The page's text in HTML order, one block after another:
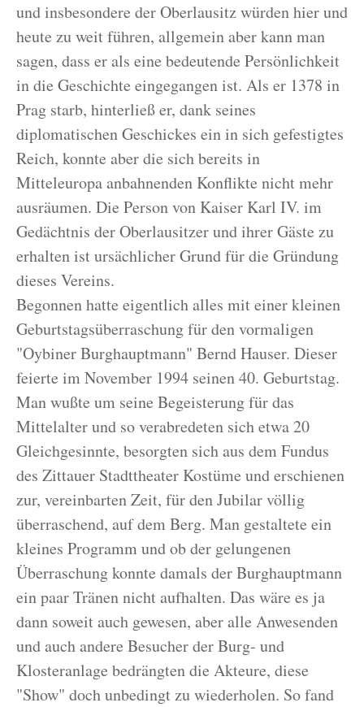
und insbesondere der Oberlausitz würden hier und
heute zu weit führen, allgemein aber kann man
sagen, dass er als eine bedeutende Persönlichkeit
in die Geschichte eingegangen ist. Als er 1378 in
Prag starb, hinterließ er, dank seines
diplomatischen Geschickes ein in sich gefestigtes
Reich, konnte aber die sich bereits in
Mitteleuropa anbahnenden Konflikte nicht mehr
ausräumen. Die Person von Kaiser Karl IV. im
Gedächtnis der Oberlausitzer und ihrer Gäste zu
erhalten ist ursächlicher Grund für die Gründung
dieses Vereins.
Begonnen hatte eigentlich alles mit einer kleinen
Geburtstagsüberraschung für den vormaligen
"Oybiner Burghauptmann" Bernd Hauser. Dieser
feierte im November 1994 seinen 40. Geburtstag.
Man wußte um seine Begeisterung für das
Mittelalter und so verabredeten sich etwa 20
Gleichgesinnte, besorgten sich aus dem Fundus
des Zittauer Stadttheater Kostüme und erschienen
zur, vereinbarten Zeit, für den Jubilar völlig
überraschend, auf dem Berg. Man gestaltete ein
kleines Programm und ob der gelungenen
Überraschung konnte damals der Burghauptmann
ein paar Tränen nicht aufhalten. Das wäre es ja
dann soweit auch gewesen, aber alle Anwesenden
und auch andere Besucher der Burg- und
Klosteranlage bedrängten die Akteure, diese
"Show" doch unbedingt zu wiederholen. So fand